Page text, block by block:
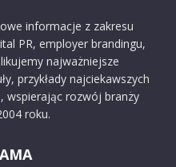
informacje z zakresu
PR, employer brandingu,
najważniejsze
przykłady najciekawszych
wspierając rozwój branży
roku.